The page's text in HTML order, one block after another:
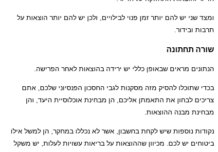
ומצד שני יש להם יותר זמן פנוי לבילויים, ולכן יש להם יותר הוצאות על
תרבות ובידור.
שורה תחתונה
הנתונים מראים שבאופן כללי יש ירידה בהוצאות לאחר הפרישה.
בכדי שתוכלו להסיק מזה מסקנות לגבי החסכון הפנסיוני שלכם, אתם
צריכים לבחון את התאמתן אליכם, הן מבחינת אוכלוסיית היעד, והן
מבחינת מבנה ההוצאות.
נקודות נוספות שיש לקחת בחשבון, אשר לא נכללו במחקר, הן למשל אילו
ביטוחים יש לכם. מכיוון שההוצאות על בריאות עשויות לעלות, יש משקל